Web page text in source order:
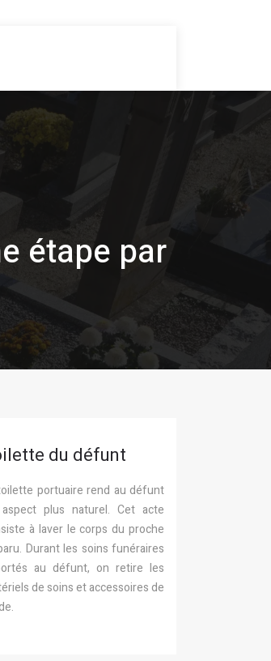
étape par
du défunt
portuaire rend au défunt
plus naturel. Cet acte
à laver le corps du proche
Durant les soins funéraires
au défunt, on retire les
de soins et accessoires de